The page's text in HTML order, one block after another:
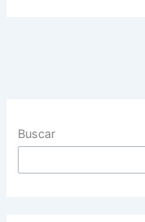
Buscar